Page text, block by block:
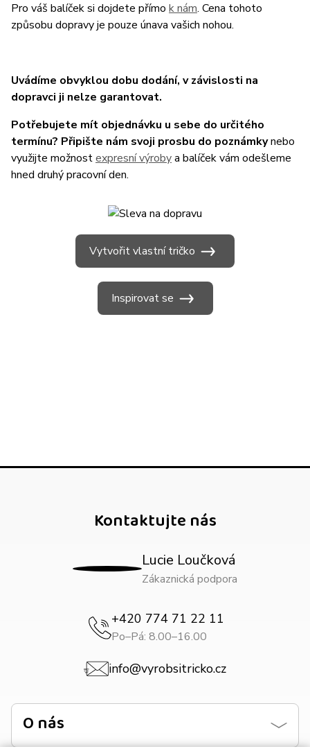
Pro váš balíček si dojdete přímo k nám. Cena tohoto
způsobu dopravy je pouze únava vašich nohou.
Uvádíme obvyklou dobu dodání, v závislosti na
dopravci ji nelze garantovat.
Potřebujete mít objednávku u sebe do určitého
termínu? Připište nám svoji prosbu do poznámkynebo
využijte možnostexpresní výrobya balíček vám odešleme
hned druhý pracovní den.
Vytvořit vlastní tričko
Inspirovat se
Kontaktujte nás
Lucie Loučková
Zákaznická podpora
+420 774 71 22 11
Po–Pá: 8.00–16.00
info@vyrobsitricko.cz
O nás
Kontaktujte nás